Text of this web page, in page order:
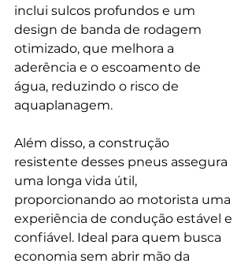
inclui sulcos profundos e um
design de banda de rodagem
otimizado, que melhora a
aderência e o escoamento de
água, reduzindo o risco de
aquaplanagem.
Além disso, a construção
resistente desses pneus assegura
uma longa vida útil,
proporcionando ao motorista uma
experiência de condução estável e
confiável. Ideal para quem busca
economia sem abrir mão da